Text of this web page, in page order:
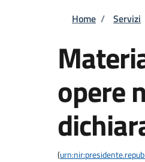
Home / Servizi
opere
(